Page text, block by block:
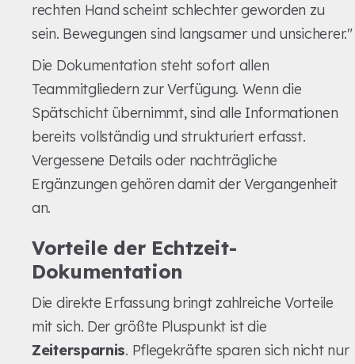
rechten Hand scheint schlechter geworden zu
sein. Bewegungen sind langsamer und unsicherer."
Die Dokumentation steht sofort allen
Teammitgliedern zur Verfügung. Wenn die
Spätschicht übernimmt, sind alle Informationen
bereits vollständig und strukturiert erfasst.
Vergessene Details oder nachträgliche
Ergänzungen gehören damit der Vergangenheit
an.
Vorteile der Echtzeit-
Dokumentation
Die direkte Erfassung bringt zahlreiche Vorteile
mit sich. Der größte Pluspunkt ist die
Zeitersparnis. Pflegekräfte sparen sich nicht nur